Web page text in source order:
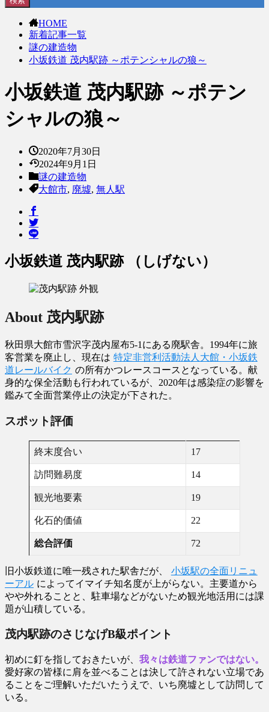
HOME
新着記事一覧
謎の建造物
小坂鉄道 茂内駅跡 ～ポテンシャルの狼～
小坂鉄道 茂内駅跡 ～ポテン
シャルの狼～
2020年7月30日
2024年9月1日
謎の建造物
大館市, 廃墟, 無人駅
小坂鉄道 茂内駅跡 （しげない）
About 茂内駅跡
秋田県大館市雪沢字茂内屋布5-1にある廃駅舎。1994年に旅
客営業を廃止し、現在は 特定非営利活動法人大館・小坂鉄
道レールバイク の所有かつレースコースとなっている。献
身的な保全活動も行われているが、2020年は感染症の影響を
鑑みて全面営業停止の決定が下された。
スポット評価
終末度合い 17
訪問難易度 14
観光地要素 19
化石的価値 22
総合評価 72
旧小坂鉄道に唯一残された駅舎だが、
小坂駅の全面リニュ
ーアル によってイマイチ知名度が上がらない。主要道から
やや外れることと、駐車場などがないため観光地活用には課
題が山積している。
茂内駅跡のさじなげB級ポイント
初めに釘を指しておきたいが、 我々は鉄道ファンではない。
愛好家の皆様に肩を並べることは決して許されない立場であ
ることをご理解いただいたうえで、いち廃墟として訪問して
いる。